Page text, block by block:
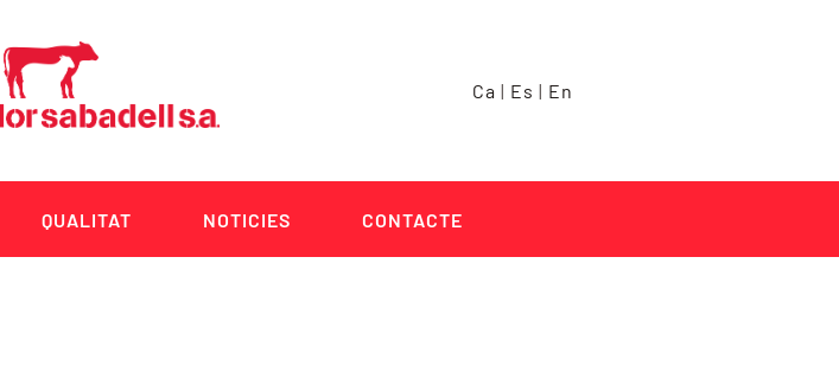
Ca | Es | En
QUALITAT NOTICIES CONTACTE